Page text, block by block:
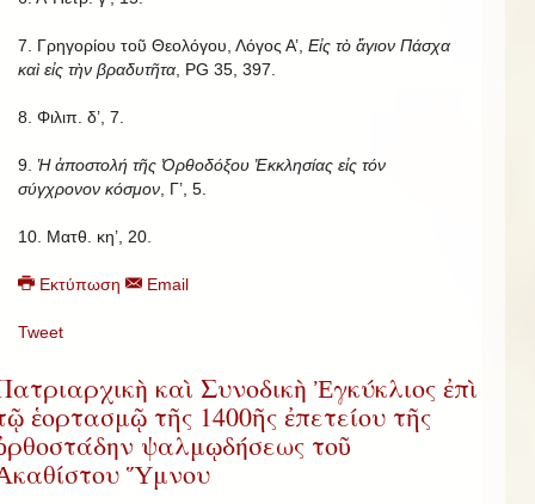
7. Γρηγορίου τοῦ Θεολόγου, Λόγος Α’, Εἰς τὸ ἅγιον Πάσχα
καὶ εἰς τὴν βραδυτῆτα , PG 35, 397.
8. Φιλιπ. δ’, 7.
9. Ἡ ἀποστολή τῆς Ὀρθοδόξου Ἐκκλησίας εἰς τόν
σύγχρονον κόσμον , Γ’, 5.
10. Ματθ. κη’, 20.
Εκτύπωση Email
Tweet
καὶ Συνοδικὴ Ἐγκύκλιος ἐπὶ
ἑορτασμῷ τῆς 1400ῆς ἐπετείου τῆς
ψαλμῳδήσεως τοῦ
Ὕμνου